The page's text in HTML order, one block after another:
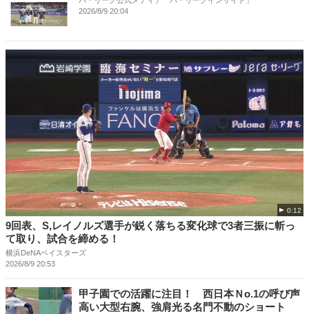
2026/8/9 20:04
0:12
9回表、S,レイノルズ選手が鋭く落ちる変化球で3者三振に斬っ
て取り、試合を締める！
横浜DeNAベイスターズ
2026/8/9 20:53
甲子園での活躍に注目！ 西日本Ｎo.1の呼び声
高い大型右腕、強肩光る名門不動のショート